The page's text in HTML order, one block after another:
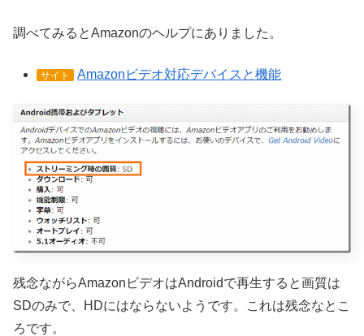
調べてみるとAmazonのヘルプにありました。
サイト Amazonビデオ対応デバイスと機能
残念ながらAmazonビデオはAndroidで再生すると画質は
SDのみで、HDにはならないようです。これは残念なとこ
ろです。